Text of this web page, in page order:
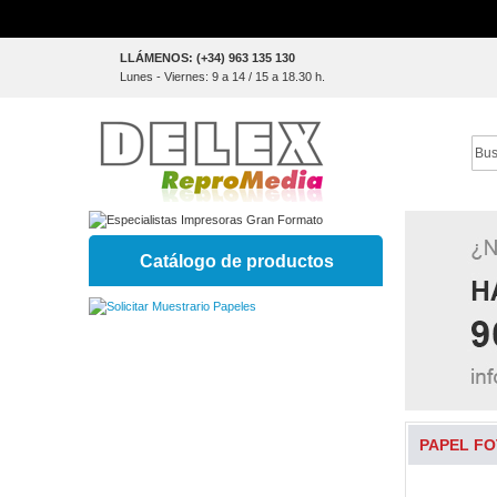
LLÁMENOS: (+34) 963 135 130
Lunes - Viernes: 9 a 14 / 15 a 18.30 h.
PAPEL
Catálogo de productos